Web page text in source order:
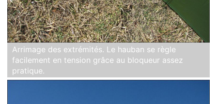
Arrimage des extrémités. Le hauban se règle
facilement en tension grâce au bloqueur assez
pratique.